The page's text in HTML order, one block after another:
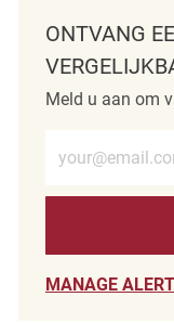
ONTVANG
Meld u aan om
MANAGE